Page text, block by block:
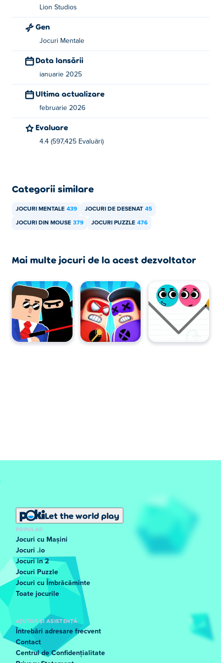
Cum pot juca Happy Glass gratis?
Puteți juca Happy Glass gratuit pe Poki.
desktop?
mobile precum telefoane și tablete.
Lion Studios
Gen
Jocuri Mentale
Data lansării
ianuarie 2025
Ultima actualizare
februarie 2026
Evaluare
4.4 (597,425 Evaluări)
Categorii similare
JOCURI MENTALE 439 JOCURI DE DESENAT 45
JOCURI DIN MOUSE 379 JOCURI PUZZLE 476
Mai multe jocuri de la acest dezvoltator
Let the world play
POPULAR
Jocuri cu Mașini
Jocuri .io
Jocuri in 2
Jocuri Puzzle
Jocuri cu Îmbrăcăminte
Toate jocurile
AJUTOR ȘI ASISTENȚĂ
Întrebări adresare frecvent
Contact
Centrul de Confidențialitate